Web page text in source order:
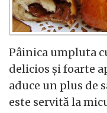
Pâinica umpluta
delicios și foarte
aduce un plus de
este servită la